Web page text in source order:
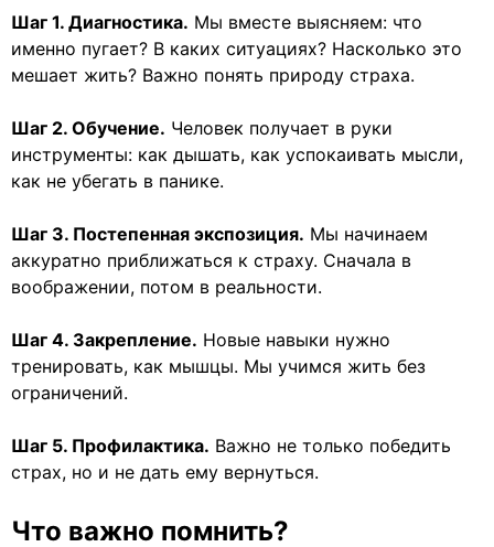
Шаг 1. Диагностика. Мы вместе выясняем: что
именно пугает? В каких ситуациях? Насколько это
мешает жить? Важно понять природу страха.
Шаг 2. Обучение. Человек получает в руки
инструменты: как дышать, как успокаивать мысли,
как не убегать в панике.
Шаг 3. Постепенная экспозиция. Мы начинаем
аккуратно приближаться к страху. Сначала в
воображении, потом в реальности.
Шаг 4. Закрепление. Новые навыки нужно
тренировать, как мышцы. Мы учимся жить без
ограничений.
Шаг 5. Профилактика. Важно не только победить
страх, но и не дать ему вернуться.
Что важно помнить?